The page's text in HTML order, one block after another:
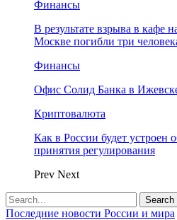
Финансы
В результате взрыва в кафе
Москве погибли три
Финансы
Офис Солид Банка в
Криптовалюта
Как в России будет устроен
принятия регулирования
Prev Next
Последние новости России и мира